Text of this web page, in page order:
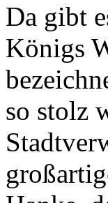
Da gibt
Königs
so stolz